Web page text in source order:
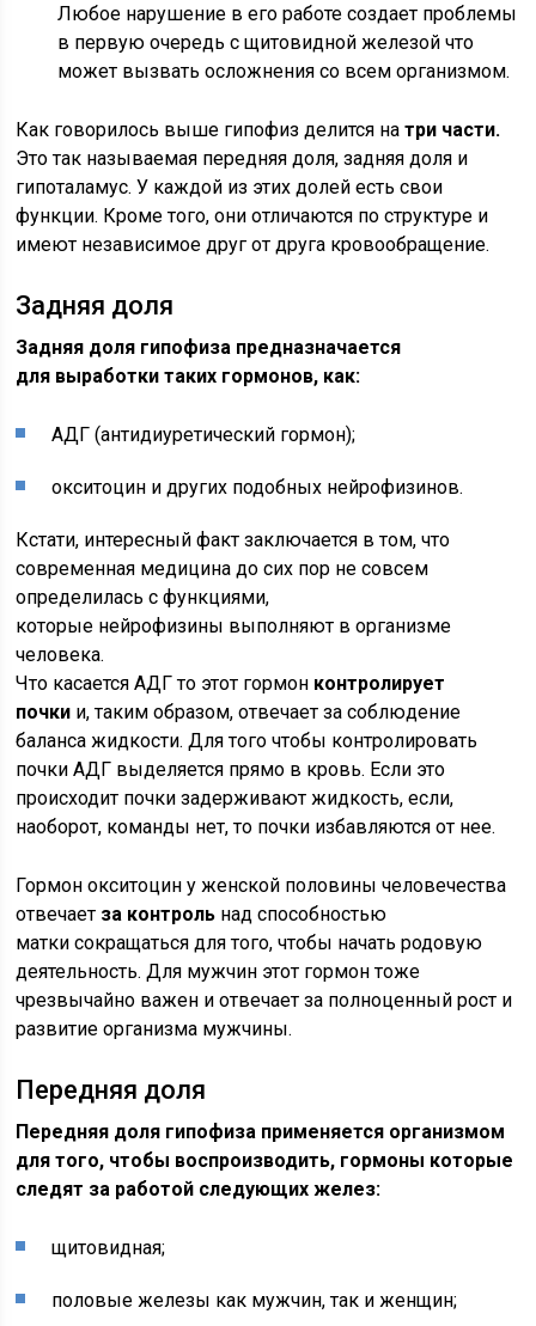
Любое нарушение в его работе создает проблемы
в первую очередь с щитовидной железой что
может вызвать осложнения со всем организмом.
Как говорилось выше гипофиз делится на три части.
Это так называемая передняя доля, задняя доля и
гипоталамус. У каждой из этих долей есть свои
функции. Кроме того, они отличаются по структуре и
имеют независимое друг от друга кровообращение.
Задняя доля
Задняя доля гипофиза предназначается
для выработки таких гормонов, как:
АДГ (антидиуретический гормон);
окситоцин и других подобных нейрофизинов.
Кстати, интересный факт заключается в том, что
современная медицина до сих пор не совсем
определилась с функциями,
которые нейрофизины выполняют в организме
человека.
Что касается АДГ то этот гормон контролирует
почки и, таким образом, отвечает за соблюдение
баланса жидкости. Для того чтобы контролировать
почки АДГ выделяется прямо в кровь. Если это
происходит почки задерживают жидкость, если,
наоборот, команды нет, то почки избавляются от нее.
Гормон окситоцин у женской половины человечества
отвечает за контроль над способностью
матки сокращаться для того, чтобы начать родовую
деятельность. Для мужчин этот гормон тоже
чрезвычайно важен и отвечает за полноценный рост и
развитие организма мужчины.
Передняя доля
Передняя доля гипофиза применяется организмом
для того, чтобы воспроизводить, гормоны которые
следят за работой следующих желез:
щитовидная;
половые железы как мужчин, так и женщин;